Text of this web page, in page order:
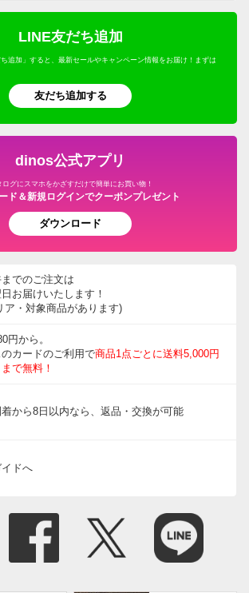
LINE友だち追加
ち追加」すると、最新セールやキャンペーン情報をお届け！まずは
友だち追加する
dinos公式アプリ
ログにスマホをかざすだけで簡単にお買い物！
ド＆新規ログインでクーポンプレゼント
ダウンロード
でのご注文は
お届けいたします！
ア・対象商品があります)
円から。
カードのご利用で商品1点ごとに送料5,000円
まで無料！
から8日以内なら、返品・交換が可能
イドへ